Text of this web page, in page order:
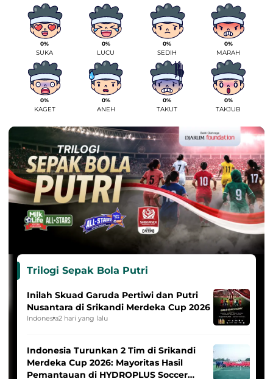
0%
SUKA
0%
LUCU
0%
SEDIH
0%
MARAH
0%
KAGET
0%
ANEH
0%
TAKUT
0%
TAKJUB
Trilogi Sepak Bola Putri
Inilah Skuad Garuda Pertiwi dan Putri
Nusantara di Srikandi Merdeka Cup 2026
Indonesia2 hari yang lalu
Indonesia Turunkan 2 Tim di Srikandi
Merdeka Cup 2026: Mayoritas Hasil
Pemantauan di HYDROPLUS Soccer